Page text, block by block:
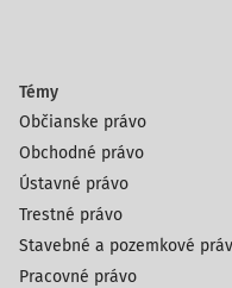
Témy
Občianske právo
Obchodné právo
Ústavné právo
Trestné právo
Stavebné a pozemkové
Pracovné právo